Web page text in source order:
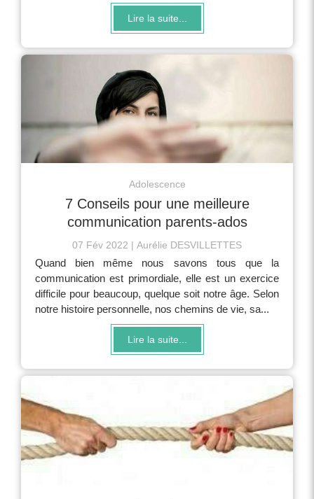
Lire la suite...
Adolescence
7 Conseils pour une meilleure
communication parents-ados
07 Fév 2022 Aurélie DESVILLETTES
Quand bien même nous savons tous que la
communication est primordiale, elle est un exercice
difficile pour beaucoup, quelque soit notre âge. Selon
notre histoire personnelle, nos chemins de vie, sa...
Lire la suite...